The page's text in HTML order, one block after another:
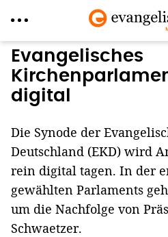
Direkt
zum
Inhalt
Evangelisches
digital
Die Synode der
Deutschland (EKD) wird
rein digital tagen. In der
gewählten Parlaments
um die Nachfolge von
Schwaetzer.